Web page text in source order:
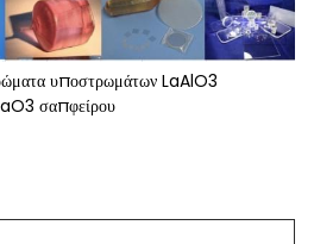
υποστρωμάτων LaAlO3
σαπφείρου